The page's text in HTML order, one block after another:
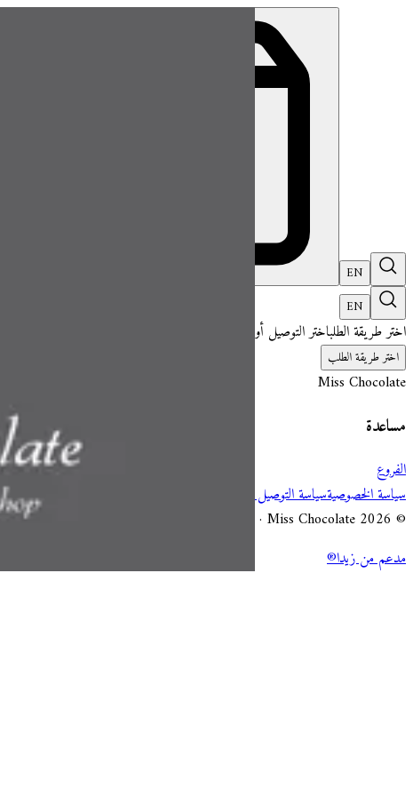
EN
EN
اختر طريقة الطلباختر التوصيل أو الاستلام حتى نتمكن من عرض هذا الصنف وبدء طلبك
اختر طريقة الطلب
Miss Chocolate
مساعدة
الفروع
سياسة الخصوصيةسياسة التوصيل والإلغاء
© 2026 Miss Chocolate · جميع الحقوق محفوظة.
مدعم من زيدا®
ميس شوكلت| مطعم للطلب اونلاين